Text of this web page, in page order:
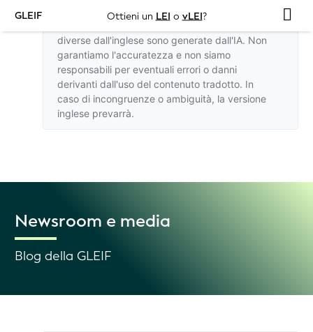
GLEIF Ottieni un LEI o vLEI?
Le traduzioni di questo sito web in lingue
diverse dall'inglese sono generate dall'IA. Non
garantiamo l'accuratezza e non siamo
responsabili per eventuali errori o danni
derivanti dall'uso del contenuto tradotto. In
caso di incongruenze o ambiguità, la versione
inglese prevarrà.
Newsroom e media
Blog della GLEIF